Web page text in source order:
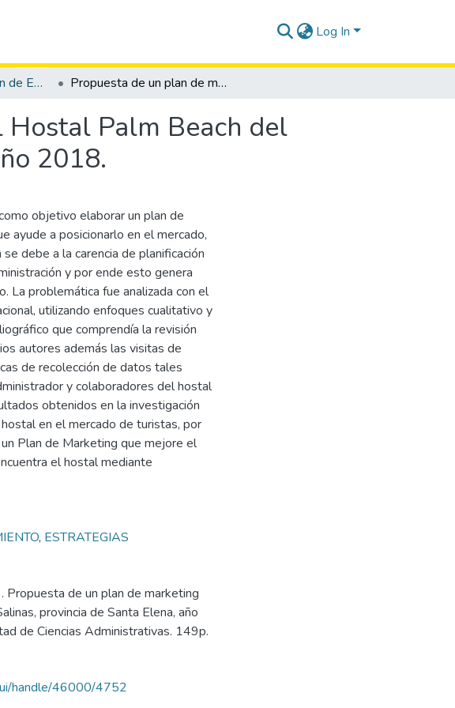
Log In
Tesis Administración de Empresas Propuesta de un plan de marketing para el Hostal Palm Beach del cantón Salinas, provincia de Santa Elena, año 2018.
Palm Beach del
2018.
objetivo elaborar un plan de
ayude a posicionarlo en el mercado,
debe a la carencia de planificación
y por ende esto genera
La problemática fue analizada con el
utilizando enfoques cualitativo y
que comprendía la revisión
autores además las visitas de
de recolección de datos tales
y colaboradores del hostal
obtenidos en la investigación
en el mercado de turistas, por
Plan de Marketing que mejore el
el hostal mediante
, ESTRATEGIAS
de un plan de marketing
provincia de Santa Elena, año
de Ciencias Administrativas. 149p.
handle/46000/4752